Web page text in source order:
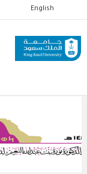
إلى
المحتوى
الرئيسي
English